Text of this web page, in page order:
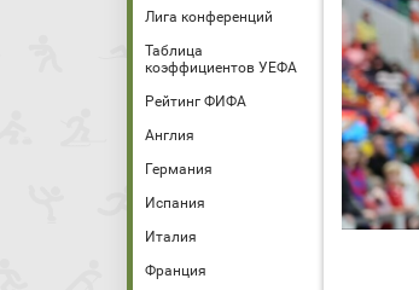
Лига конференций
Таблица
коэффициентов УЕФА
Рейтинг ФИФА
Англия
Германия
Испания
Италия
Франция